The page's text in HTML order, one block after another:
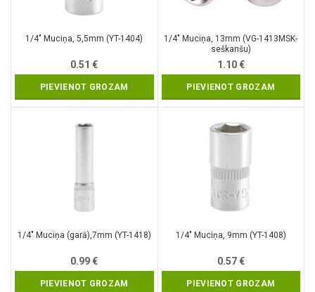
1/4″ Muciņa, 5,5mm (YT-1404)
0.51€
PIEVIENOT GROZAM
1/4″ Muciņa, 13mm (VG-1413MSK-
seškanšu)
1.10€
PIEVIENOT GROZAM
1/4″ Muciņa (garā),7mm (YT-1418)
0.99€
PIEVIENOT GROZAM
1/4″ Muciņa, 9mm (YT-1408)
0.57€
PIEVIENOT GROZAM